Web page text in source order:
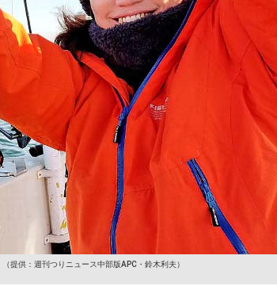
（提供：週刊つりニュース中部版APC・鈴木利夫）